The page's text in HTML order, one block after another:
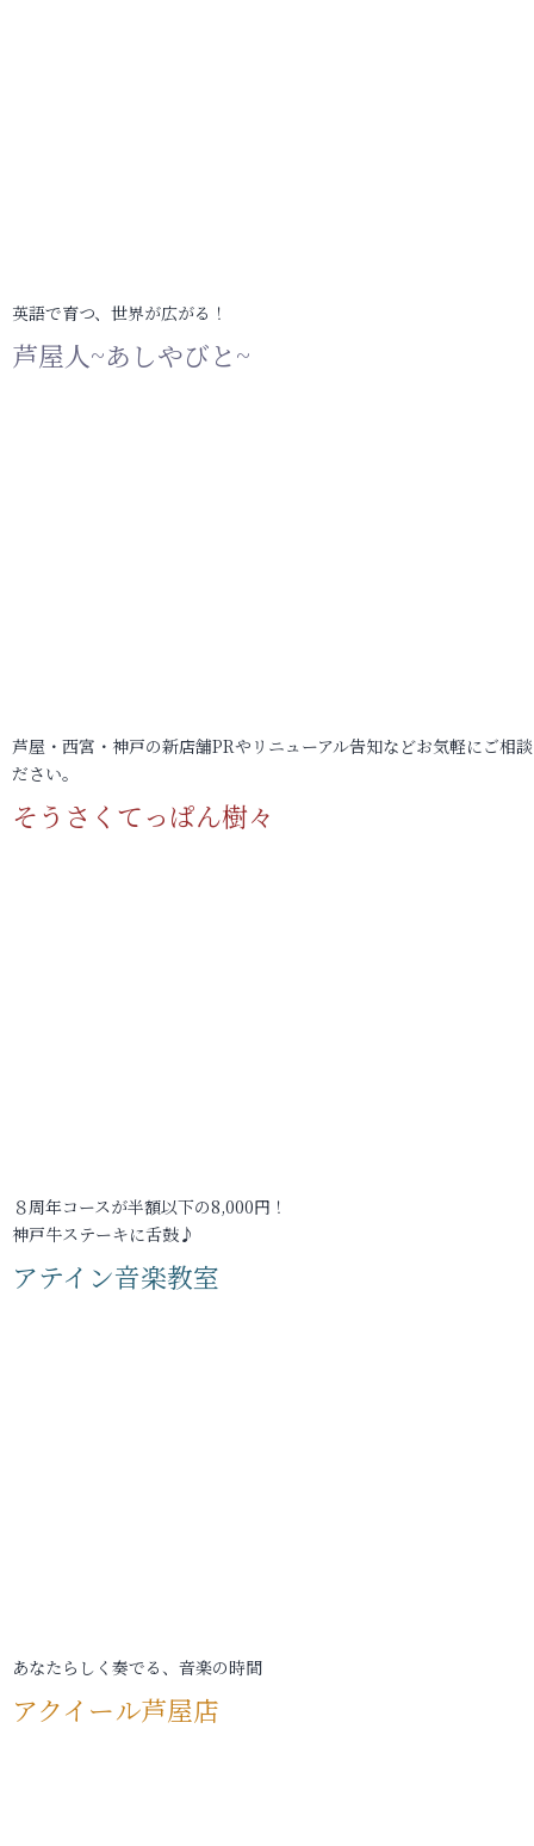
英語で育つ、世界が広がる！
芦屋人~あしやびと~
芦屋・西宮・神戸の新店舗PRやリニューアル告知などお気軽にご相
ださい。
そうさくてっぱん樹々
８周年コースが半額以下の8,000円！
神戸牛ステーキに舌鼓♪
アテイン音楽教室
あなたらしく奏でる、音楽の時間
アクイール芦屋店